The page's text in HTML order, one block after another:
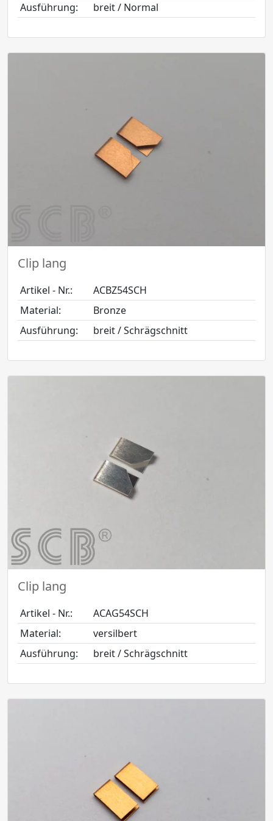
Ausführung:
breit / Normal
Clip lang
Artikel - Nr.:
ACBZ54SCH
Material:
Bronze
Ausführung:
breit / Schrägschnitt
Clip lang
Artikel - Nr.:
ACAG54SCH
Material:
versilbert
Ausführung:
breit / Schrägschnitt